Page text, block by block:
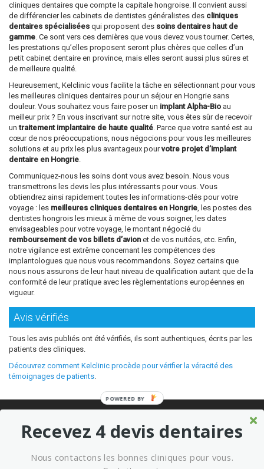
cliniques dentaires que compte la capitale hongroise. Il convient aussi
de différencier les cabinets de dentistes généralistes des cliniques
dentaires spécialisées qui proposent des soins dentaires haut de
gamme. Ce sont vers ces dernières que vous devez vous tourner. Certes,
les prestations qu’elles proposent seront plus chères que celles d’un
petit cabinet dentaire en province, mais elles seront aussi plus sûres et
de meilleure qualité.
Heureusement, Kelclinic vous facilite la tâche en sélectionnant pour vous
les meilleures cliniques dentaires pour un séjour en Hongrie sans
douleur. Vous souhaitez vous faire poser un implant Alpha-Bio au
meilleur prix ? En vous inscrivant sur notre site, vous êtes sûr de recevoir
untraitement implantaire de haute qualité. Parce que votre santé est au
cœur de nos préoccupations, nous négocions pour vous les meilleures
solutions et au prix les plus avantageux pourvotre projet d’implant
dentaire en Hongrie.
Communiquez-nous les soins dont vous avez besoin. Nous vous
transmettrons les devis les plus intéressants pour vous. Vous
obtiendrez ainsi rapidement toutes les informations-clés pour votre
voyage : les meilleures cliniques dentaires en Hongrie, les postes des
dentistes hongrois les mieux à même de vous soigner, les dates
envisageables pour votre voyage, le montant négocié du
remboursement de vos billets d’avion et de vos nuitées, etc. Enfin,
notre vigilance est extrême concernant les compétences des
implantologues que nous vous recommandons. Soyez certains que
nous nous assurons de leur haut niveau de qualification autant que de la
conformité de leur pratique avec les règlementations européennes en
vigueur.
Avis vérifiés
Tous les avis publiés ont été vérifiés, ils sont authentiques, écrits par les
patients des cliniques.
Découvrez comment Kelclinic procède pour vérifier la véracité des
témoignages de patients.
Conditions générales d’utilisation Mentions légales
Recevez 4 devis dentaires
Nous contactons les bonnes cliniques pour vous.
POWERED BY